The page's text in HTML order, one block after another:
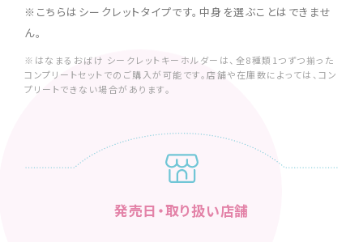
※こちらはシークレットタイプです。中身を選ぶことはできませ
ん。
※はなまるおばけ シークレットキーホルダーは、全8種類1つずつ揃った
コンプリートセットでのご購入が可能です。店舗や在庫数によっては、コン
プリートできない場合があります。
発売日・取り扱い店舗